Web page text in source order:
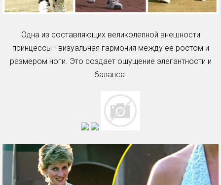
Одна из составляющих великолепной внешности
принцессы - визуальная гармония между ее ростом и
размером ноги. Это создает ощущение элегантности и
баланса.